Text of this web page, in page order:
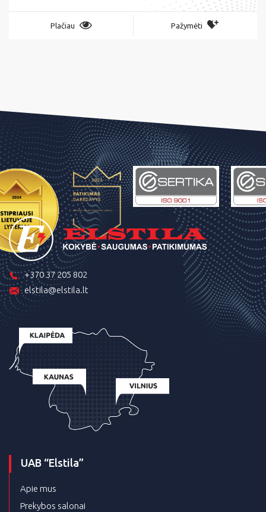
Plačiau Pažymėti
+370 37 205 802
elstila@elstila.lt
UAB “Elstila”
Apie mus
Prekybos salonai